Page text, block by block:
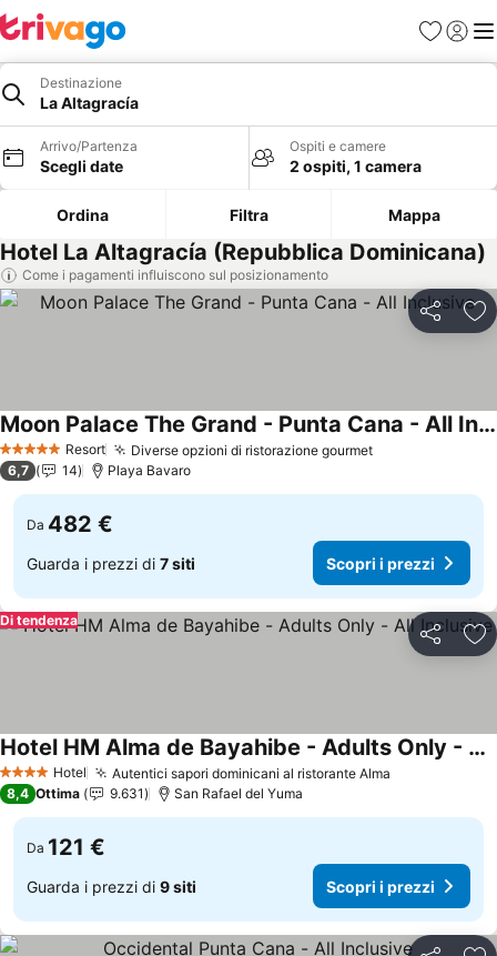
PreferitiAccedi
Destinazione
La Altagracía
Arrivo/Partenza
Scegli date
Ospiti e camere
2 ospiti, 1 camera
Ordina Filtra Mappa
Hotel La Altagracía (Repubblica Dominicana)
Come i pagamenti influiscono sul posizionamento
Condividi
5 Stelle Resort Diverse opzioni di ristorazione gourmetScopri i prezzi
Moon Palace The Grand - Punta Cana - All Inclusive
Scopri i prezzi
6,7 14 Playa Bavaro
Da 482 €
Guarda i prezzi di 7 siti Scopri i prezzi
Condividi
Di tendenza
4 Stelle Hotel Autentici sapori dominicani al ristorante Alma
Hotel HM Alma de Bayahibe - Adults Only - All Inclusive
Scopri i prezzi
8,4 Ottima 9.631 San Rafael del Yuma
Da 121 €
Guarda i prezzi di 9 siti Scopri i prezzi